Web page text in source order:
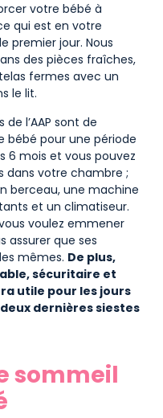
votre bébé à
qui est en votre
premier jour. Nous
des pièces fraîches,
fermes avec un
le lit.
l’AAP sont de
bébé pour une période
6 mois et vous pouvez
dans votre chambre ;
berceau, une machine
et un climatiseur.
voulez emmener
assurer que ses
mêmes. De plus,
sécuritaire et
utile pour les jours
dernières siestes
sommeil